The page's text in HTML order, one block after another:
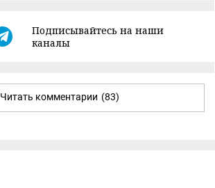
Подписывайтесь на наши
каналы
Читать комментарии (83)